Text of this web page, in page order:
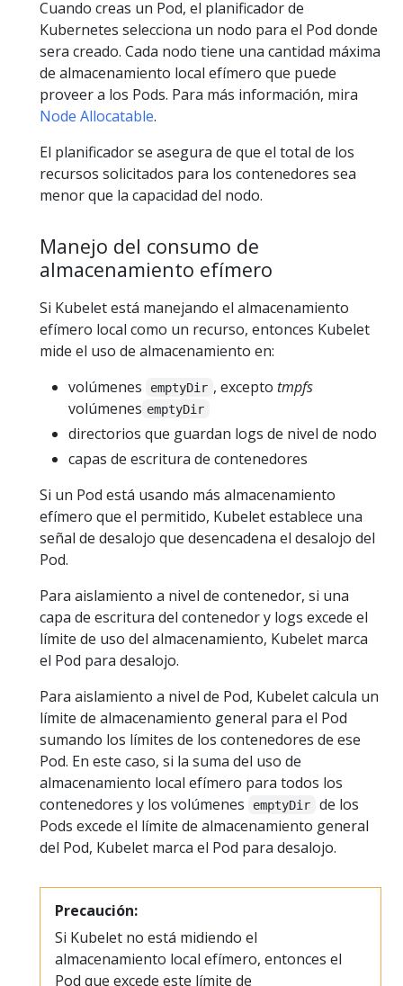
Cuando creas un Pod, el planificador de
Kubernetes selecciona un nodo para el Pod donde
sera creado. Cada nodo tiene una cantidad máxima
de almacenamiento local efímero que puede
proveer a los Pods. Para más información, mira
Node Allocatable.
El planificador se asegura de que el total de los
recursos solicitados para los contenedores sea
menor que la capacidad del nodo.
Manejo del consumo de
almacenamiento efímero
Si Kubelet está manejando el almacenamiento
efímero local como un recurso, entonces Kubelet
mide el uso de almacenamiento en:
volúmenes
emptyDir , excepto tmpfs
volúmenes emptyDir
directorios que guardan logs de nivel de nodo
capas de escritura de contenedores
Si un Pod está usando más almacenamiento
efímero que el permitido, Kubelet establece una
señal de desalojo que desencadena el desalojo del
Pod.
Para aislamiento a nivel de contenedor, si una
capa de escritura del contenedor y logs excede el
límite de uso del almacenamiento, Kubelet marca
el Pod para desalojo.
Para aislamiento a nivel de Pod, Kubelet calcula un
límite de almacenamiento general para el Pod
sumando los límites de los contenedores de ese
Pod. En este caso, si la suma del uso de
almacenamiento local efímero para todos los
contenedores y los volúmenes
emptyDir
de los
Pods excede el límite de almacenamiento general
del Pod, Kubelet marca el Pod para desalojo.
Precaución:
Si Kubelet no está midiendo el
almacenamiento local efímero, entonces el
Pod que excede este límite de